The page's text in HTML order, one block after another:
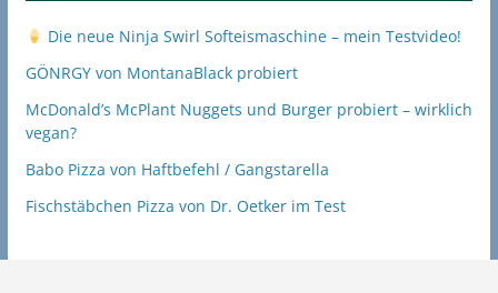
Die neue Ninja Swirl Softeismaschine – mein Testvideo!
GÖNRGY von MontanaBlack probiert
McDonald’s McPlant Nuggets und Burger probiert – wirklich
vegan?
Babo Pizza von Haftbefehl / Gangstarella
Fischstäbchen Pizza von Dr. Oetker im Test